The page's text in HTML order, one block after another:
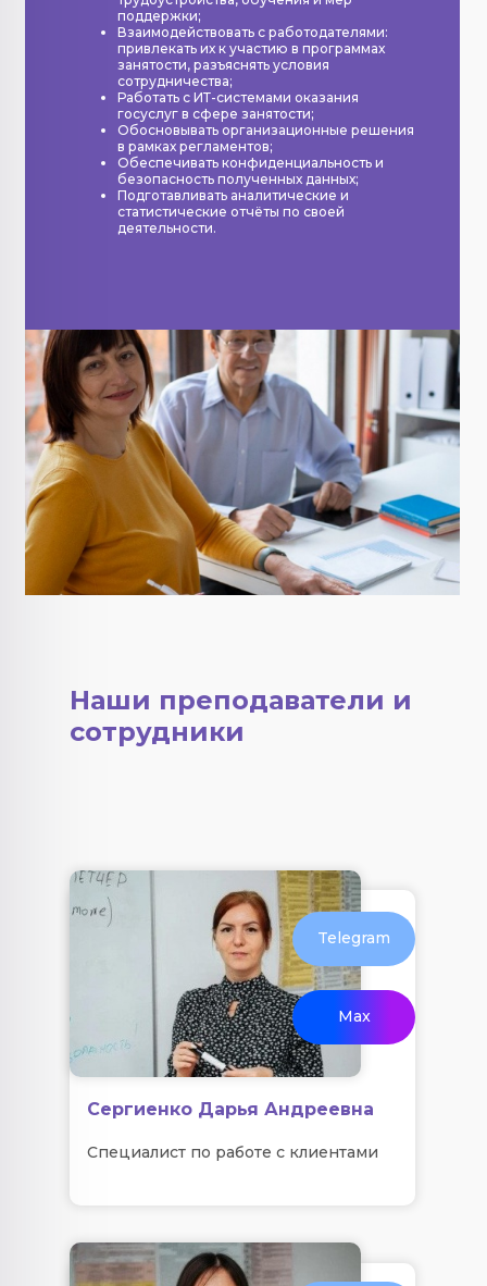
поддержки;
Взаимодействовать с работодателями:
привлекать их к участию в программах
занятости, разъяснять условия
сотрудничества;
Работать с ИТ-системами оказания
госуслуг в сфере занятости;
Обосновывать организационные решения
в рамках регламентов;
Обеспечивать конфиденциальность и
безопасность полученных данных;
Подготавливать аналитические и
статистические отчёты по своей
деятельности.
Наши преподаватели и
сотрудники
Сергиенко Дарья Андреевна
Специалист по работе с клиентами
Telegram
Max